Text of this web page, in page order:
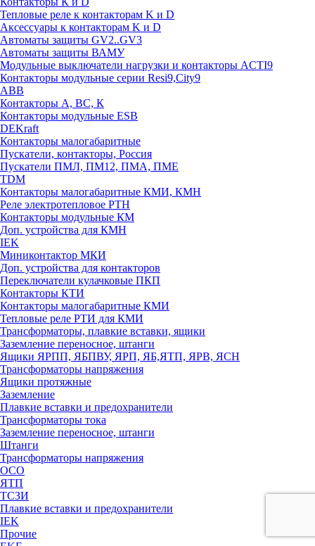
Тепловые реле к контакторам K и D
Аксессуары к контакторам K и D
Автоматы защиты GV2..GV3
Автоматы защиты ВАМУ
Модульные выключатели нагрузки и контакторы ACTI9
Контакторы модульные серии Resi9,City9
ABB
Контакторы А, ВС, К
Контакторы модульные ESB
DEKraft
Контакторы малогабаритные
Пускатели, контакторы, Россия
Пускатели ПМЛ, ПМ12, ПМА, ПМЕ
TDM
Контакторы малогабаритные КМИ, КМН
Реле электротепловое РТН
Контакторы модульные КМ
Доп. устройства для КМН
IEK
Миниконтактор МКИ
Доп. устройства для контакторов
Переключатели кулачковые ПКП
Контакторы КТИ
Контакторы малогабаритные КМИ
Тепловые реле РTИ для КМИ
Трансформаторы, плавкие вставки, ящики
Заземление переносное, штанги
Ящики ЯРПП, ЯБПВУ, ЯРП, ЯБ,ЯТП, ЯРВ, ЯСН
Трансформаторы напряжения
Ящики протяжные
Заземление
Плавкие вставки и предохранители
Трансформаторы тока
Заземление переносное, штанги
Штанги
Трансформаторы напряжения
ОСО
ЯТП
ТСЗИ
Плавкие вставки и предохранители
IEK
Прочие